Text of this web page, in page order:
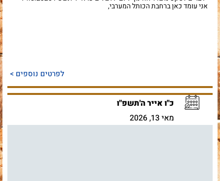
אני עומד כאן ברחבת הכותל המערבי,
לפרטים נוספים >
כ"ו אייר ה'תשפ"ו
מאי 13, 2026